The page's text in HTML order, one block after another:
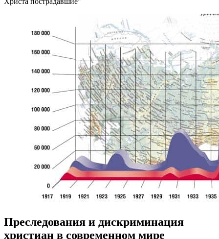
Преследования и дискриминация
христиан в современном мире